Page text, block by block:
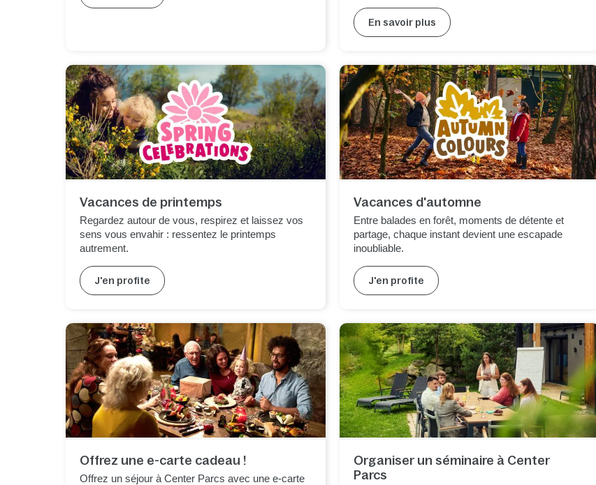
En savoir plus
Vacances de printemps
Regardez autour de vous, respirez et laissez vos
sens vous envahir : ressentez le printemps
autrement.
J'en profite
Vacances d'automne
Entre balades en forêt, moments de détente et
partage, chaque instant devient une escapade
inoubliable.
J'en profite
Offrez une e-carte cadeau !
Offrez un séjour à Center Parcs avec une e-carte
Organiser un séminaire à Center
Parcs